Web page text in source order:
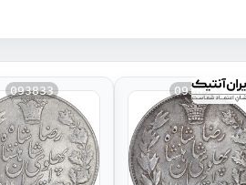
093834
093833